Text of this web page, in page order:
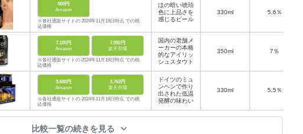
500円
Amazon
※各社通販サイトの 2024年11月19日時点 での税
込価格
ほの暗い琥珀
色に上品さを
感じるビール
330ml 5.6％
7,100円
Amazon
7,092円
楽天市場
※各社通販サイトの 2024年11月19日時点 での税
込価格
国内の老舗メ
ーカーの本格
的なアイリッ
シュスタウト
350ml 7％
3,680円
Amazon
3,762円
楽天市場
※各社通販サイトの 2024年11月19日時点 での税
込価格
ドイツのミュ
ンヘンで作り
出された低温
発酵の味わい
330ml 5.5％
比較一覧の続きを見る